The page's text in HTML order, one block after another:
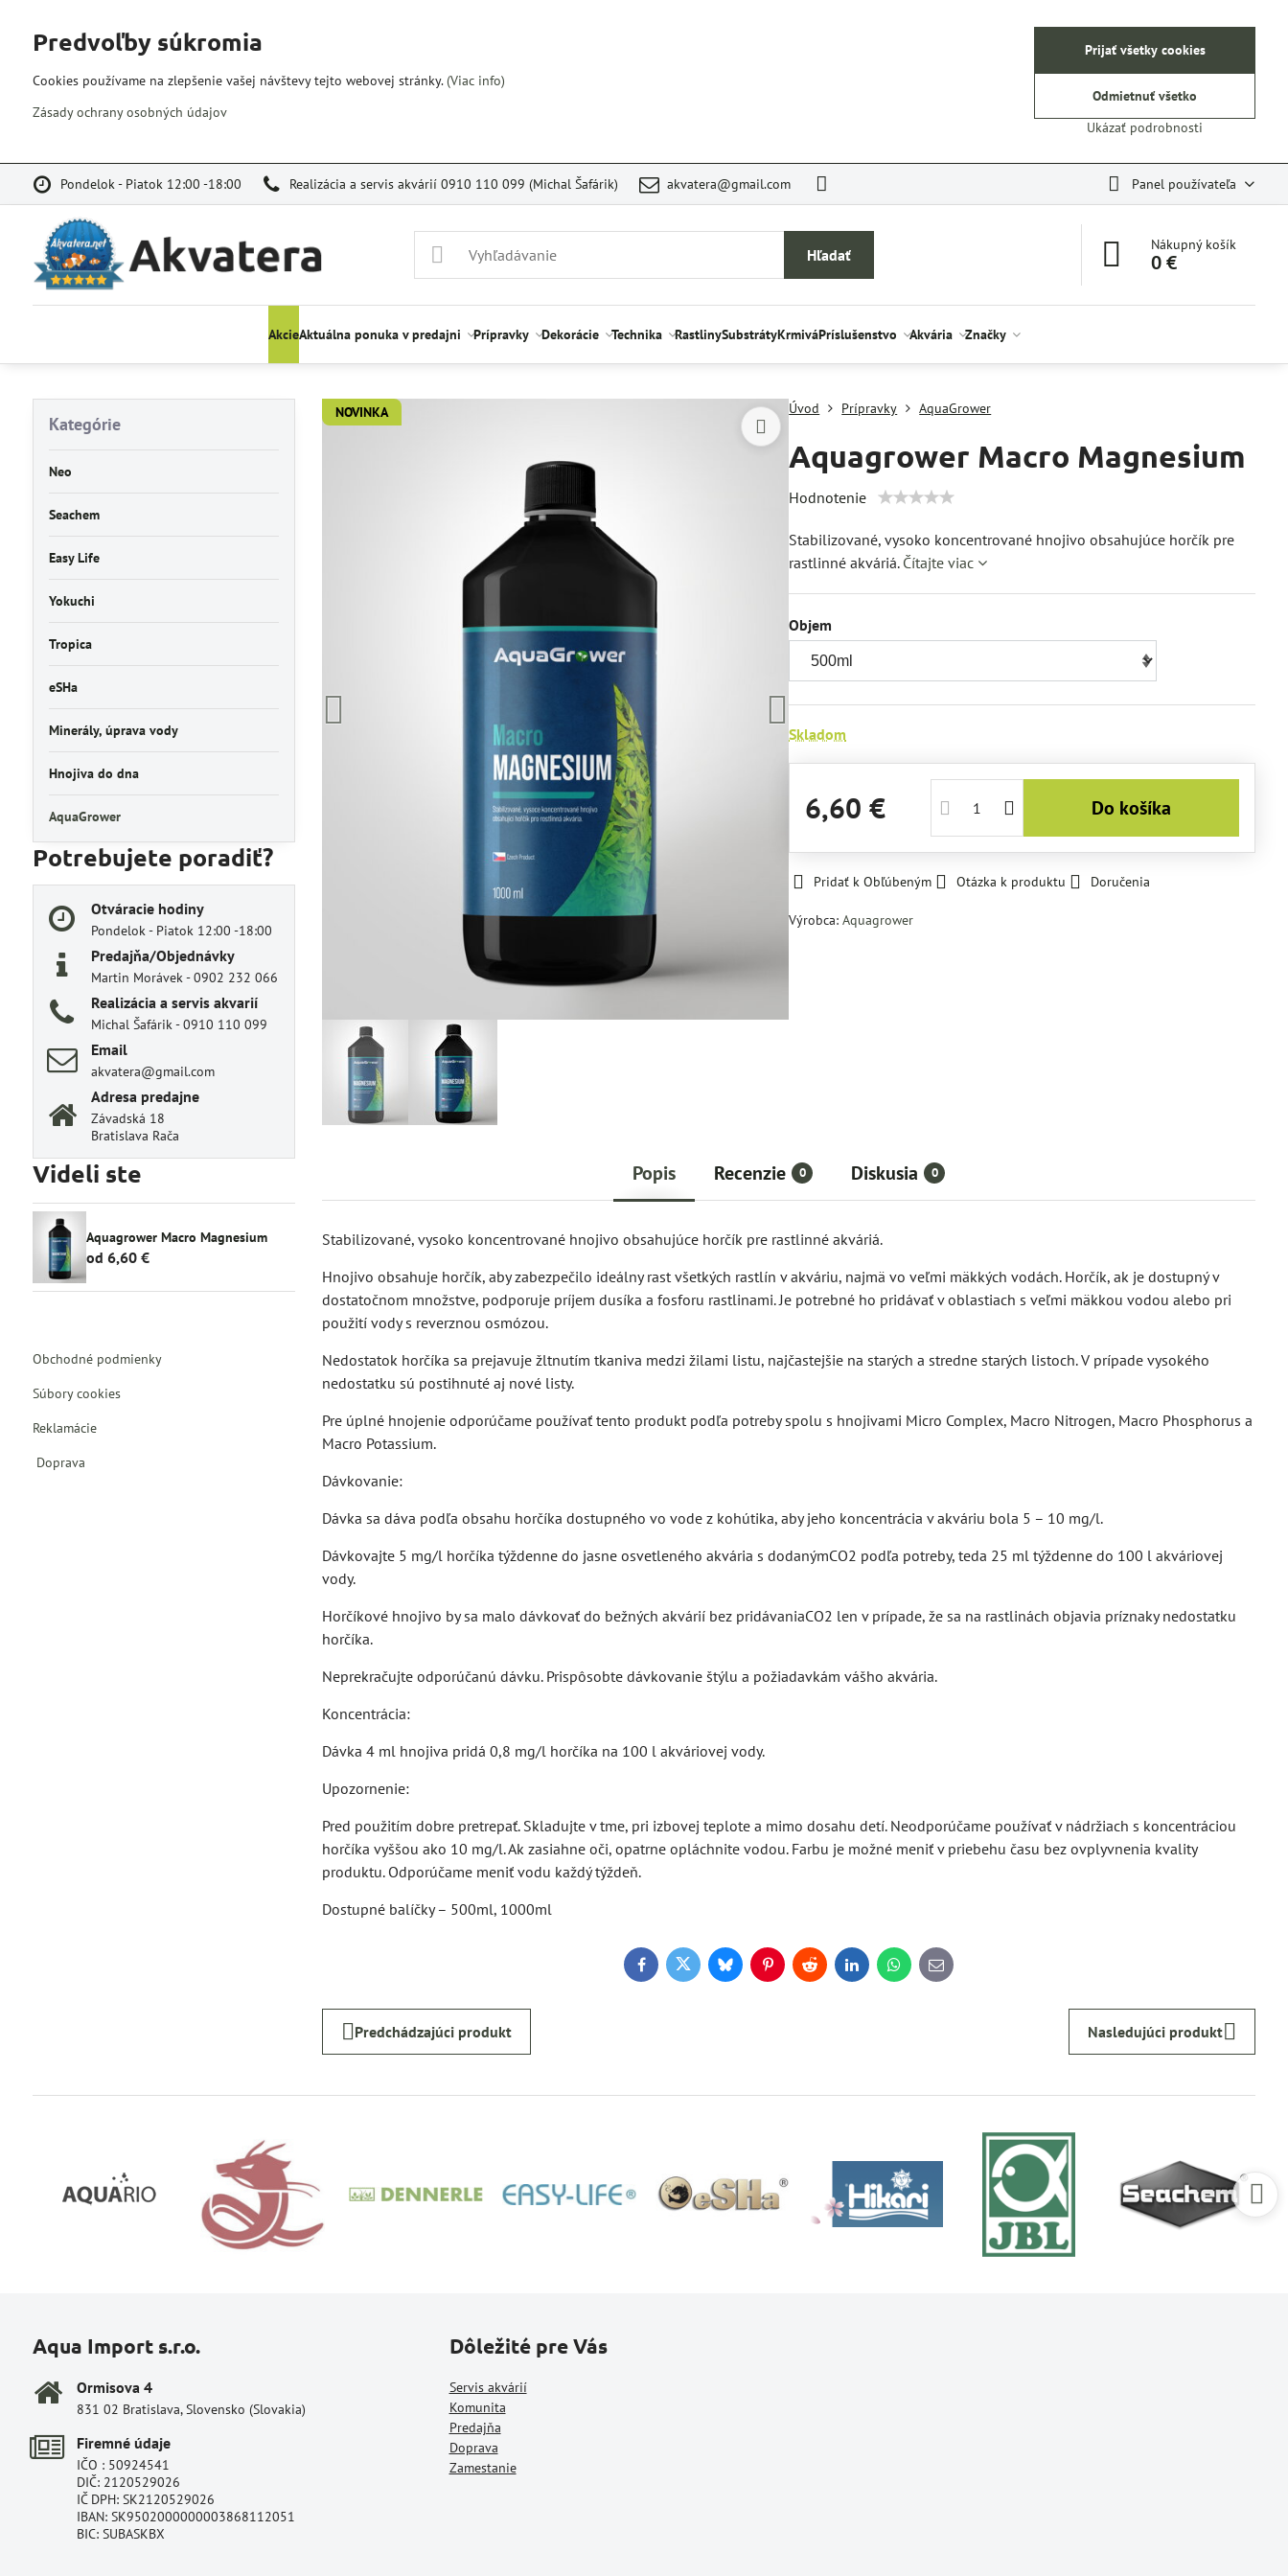
Pondelok - Piatok 12:00 -18:00 Realizácia a servis akvárií 0910 110 099 (Michal Šafárik) akvatera@gmail.com Panel používateľa
Hľadať
Nákupný košík
0 €
AkcieAktuálna ponuka v predajni Prípravky Dekorácie Technika RastlinySubstrátyKrmiváPríslušenstvo Akvária Značky
NOVINKA Úvod Prípravky AquaGrower
Aquagrower Macro Magnesium
Hodnotenie
Stabilizované, vysoko koncentrované hnojivo obsahujúce horčík pre
rastlinné akváriá. Čítajte viac
Objem
Skladom
6,60 € Do košíka
Pridať k Obľúbeným Otázka k produktu Doručenia
Výrobca:Aquagrower
Popis Recenzie 0 Diskusia 0
Stabilizované, vysoko koncentrované hnojivo obsahujúce horčík pre rastlinné akváriá.
Hnojivo obsahuje horčík, aby zabezpečilo ideálny rast všetkých rastlín v akváriu, najmä vo veľmi mäkkých vodách. Horčík, ak je dostupný v
dostatočnom množstve, podporuje príjem dusíka a fosforu rastlinami. Je potrebné ho pridávať v oblastiach s veľmi mäkkou vodou alebo pri
použití vody s reverznou osmózou.
Nedostatok horčíka sa prejavuje žltnutím tkaniva medzi žilami listu, najčastejšie na starých a stredne starých listoch. V prípade vysokého
nedostatku sú postihnuté aj nové listy.
Pre úplné hnojenie odporúčame používať tento produkt podľa potreby spolu s hnojivami Micro Complex, Macro Nitrogen, Macro Phosphorus a
Macro Potassium.
Dávkovanie:
Dávka sa dáva podľa obsahu horčíka dostupného vo vode z kohútika, aby jeho koncentrácia v akváriu bola 5 – 10 mg/l.
Dávkovajte 5 mg/l horčíka týždenne do jasne osvetleného akvária s dodanýmCO2 podľa potreby, teda 25 ml týždenne do 100 l akváriovej
vody.
Horčíkové hnojivo by sa malo dávkovať do bežných akvárií bez pridávaniaCO2 len v prípade, že sa na rastlinách objavia príznaky nedostatku
horčíka.
Neprekračujte odporúčanú dávku. Prispôsobte dávkovanie štýlu a požiadavkám vášho akvária.
Koncentrácia:
Dávka 4 ml hnojiva pridá 0,8 mg/l horčíka na 100 l akváriovej vody.
Upozornenie:
Pred použitím dobre pretrepať. Skladujte v tme, pri izbovej teplote a mimo dosahu detí. Neodporúčame používať v nádržiach s koncentráciou
horčíka vyššou ako 10 mg/l. Ak zasiahne oči, opatrne opláchnite vodou. Farbu je možné meniť v priebehu času bez ovplyvnenia kvality
produktu. Odporúčame meniť vodu každý týždeň.
Dostupné balíčky – 500ml, 1000ml
FacebookTwitterBlueskyPinterestRedditLinkedInWhatsApp
E-
mail
Predchádzajúci produkt Nasledujúci produkt
Kategórie
Neo
Seachem
Easy Life
Yokuchi
Tropica
eSHa
Minerály, úprava vody
Hnojiva do dna
AquaGrower
Potrebujete poradiť?
Otváracie hodiny
Pondelok - Piatok 12:00 -18:00
Predajňa/Objednávky
Martin Morávek - 0902 232 066
Realizácia a servis akvarií
Michal Šafárik - 0910 110 099
Email
akvatera@gmail.com
Adresa predajne
Závadská 18
Bratislava Rača
Videli ste
Aquagrower Macro Magnesium
od 6,60 €
Obchodné podmienky
Súbory cookies
Reklamácie
Doprava
Aqua Import s.r.o.
Ormisova 4
831 02 Bratislava, Slovensko (Slovakia)
Firemné údaje
IČO : 50924541
DIČ: 2120529026
IČ DPH: SK2120529026
IBAN: SK9502000000003868112051
BIC: SUBASKBX
Dôležité pre Vás
Servis akvárií
Komunita
Predajňa
Doprava
Zamestanie
Predvoľby súkromia
Cookies používame na zlepšenie vašej návštevy tejto webovej stránky.(Viac info)
Zásady ochrany osobných údajov
Ukázať podrobnosti
Prijať všetky cookies
Odmietnuť všetko